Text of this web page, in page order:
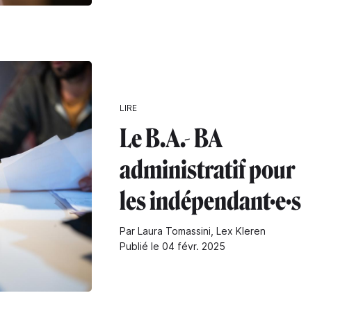
LIRE
Le B.A.- BA
administratif pour
les indépendant·e·s
Par Laura Tomassini, Lex Kleren
Publié le 04 févr. 2025